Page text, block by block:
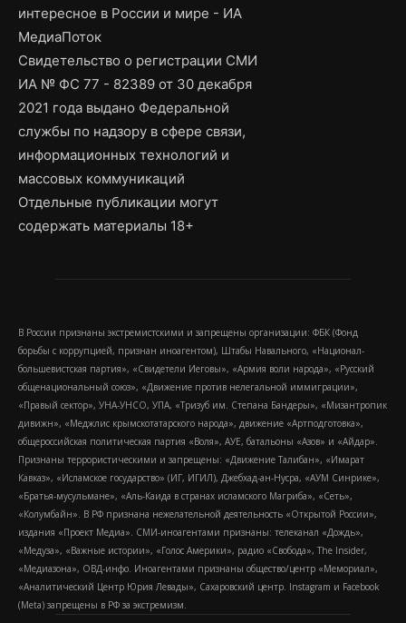
интересное в России и мире - ИА
МедиаПоток
Свидетельство о регистрации СМИ
ИА № ФС 77 - 82389 от 30 декабря
2021 года выдано Федеральной
службы по надзору в сфере связи,
информационных технологий и
массовых коммуникаций
Отдельные публикации могут
содержать материалы 18+
В России признаны экстремистскими и запрещены организации: ФБК (Фонд
борьбы с коррупцией, признан иноагентом), Штабы Навального, «Национал-
большевистская партия», «Свидетели Иеговы», «Армия воли народа», «Русский
общенациональный союз», «Движение против нелегальной иммиграции»,
«Правый сектор», УНА-УНСО, УПА, «Тризуб им. Степана Бандеры», «Мизантропик
дивижн», «Меджлис крымскотатарского народа», движение «Артподготовка»,
общероссийская политическая партия «Воля», АУЕ, батальоны «Азов» и «Айдар».
Признаны террористическими и запрещены: «Движение Талибан», «Имарат
Кавказ», «Исламское государство» (ИГ, ИГИЛ), Джебхад-ан-Нусра, «АУМ Синрике»,
«Братья-мусульмане», «Аль-Каида в странах исламского Магриба», «Сеть»,
«Колумбайн». В РФ признана нежелательной деятельность «Открытой России»,
издания «Проект Медиа». СМИ-иноагентами признаны: телеканал «Дождь»,
«Медуза», «Важные истории», «Голос Америки», радио «Свобода», The Insider,
«Медиазона», ОВД-инфо. Иноагентами признаны общество/центр «Мемориал»,
«Аналитический Центр Юрия Левады», Сахаровский центр. Instagram и Facebook
(Metа) запрещены в РФ за экстремизм.